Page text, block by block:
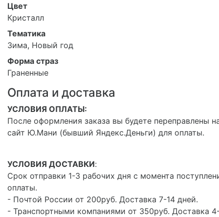
Цвет
Кристалл
Тематика
Зима, Новый год
Форма страз
Граненные
Оплата и доставка
УСЛОВИЯ ОПЛАТЫ:
После оформления заказа вы будете переправлены
сайт Ю.Мани (бывший Яндекс.Деньги) для оплаты.
УСЛОВИЯ ДОСТАВКИ:
Срок отправки 1-3 рабочих дня с момента
оплаты.
- Почтой России от 200руб. Доставка 7-14 дней.
- Транспортными компаниями от 350руб. Доставка